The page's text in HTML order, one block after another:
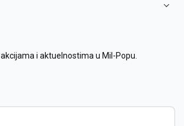
i aktuelnostima u Mil-Popu.